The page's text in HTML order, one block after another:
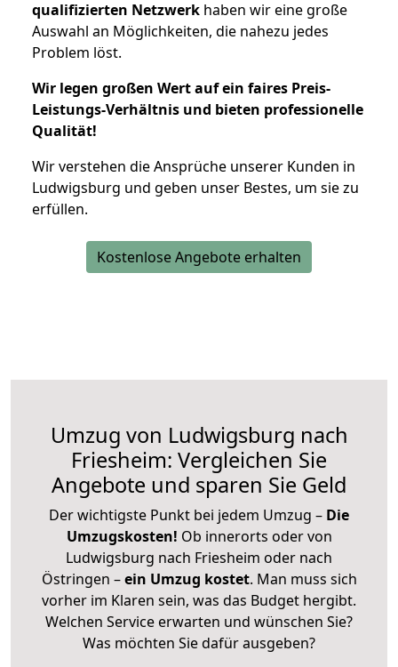
qualifizierten Netzwerk haben wir eine große
Auswahl an Möglichkeiten, die nahezu jedes
Problem löst.
Wir legen großen Wert auf ein faires Preis-
Leistungs-Verhältnis und bieten professionelle
Qualität!
Wir verstehen die Ansprüche unserer Kunden in
Ludwigsburg und geben unser Bestes, um sie zu
erfüllen.
Kostenlose Angebote erhalten
Umzug von Ludwigsburg nach
Friesheim: Vergleichen Sie
Angebote und sparen Sie Geld
Der wichtigste Punkt bei jedem Umzug – Die
Umzugskosten! Ob innerorts oder von
Ludwigsburg nach Friesheim oder nach
Östringen –ein Umzug kostet. Man muss sich
vorher im Klaren sein, was das Budget hergibt.
Welchen Service erwarten und wünschen Sie?
Was möchten Sie dafür ausgeben?